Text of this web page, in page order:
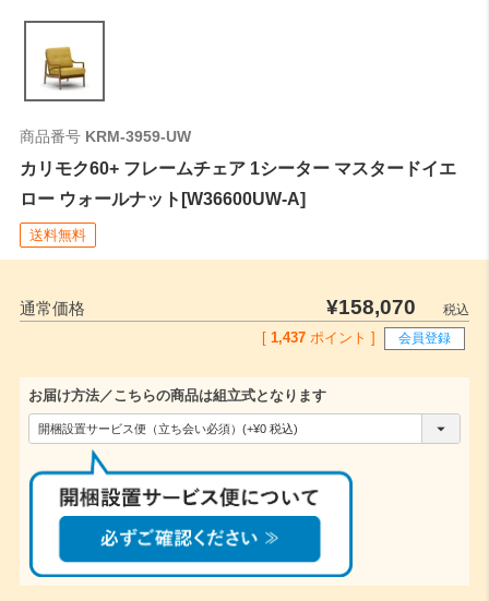
商品番号 KRM-3959-UW
カリモク60+ フレームチェア 1シーター マスタードイエ
ロー ウォールナット[W36600UW-A]
送料無料
通常価格 ¥158,070
税込
[ 1,437 ポイント ] 会員登録
お届け方法／こちらの商品は組立式となります